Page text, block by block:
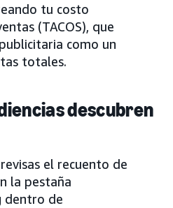
tu costo
(TACOS), que
como un
totales.
descubren
el recuento de
la pestaña
dentro de